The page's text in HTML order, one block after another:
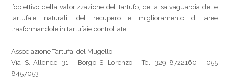
l’obiettivo della valorizzazione del tartufo, della salvaguardia delle
tartufaie naturali, del recupero e miglioramento di aree
trasformandole in tartufaie controllate:
Associazione Tartufai del Mugello
Via S. Allende, 31 - Borgo S. Lorenzo - Tel. 329 8722160 - 055
8457053